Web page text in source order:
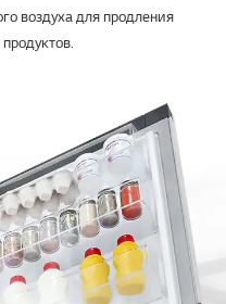
воздуха для продления